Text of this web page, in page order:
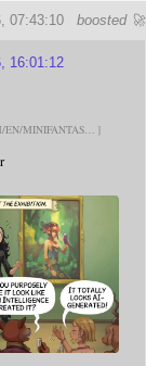
boosted 🚀
07:43:10
16:01:12
EN/MINIFANTAS